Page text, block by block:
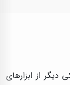
دیگر از ابزارهای